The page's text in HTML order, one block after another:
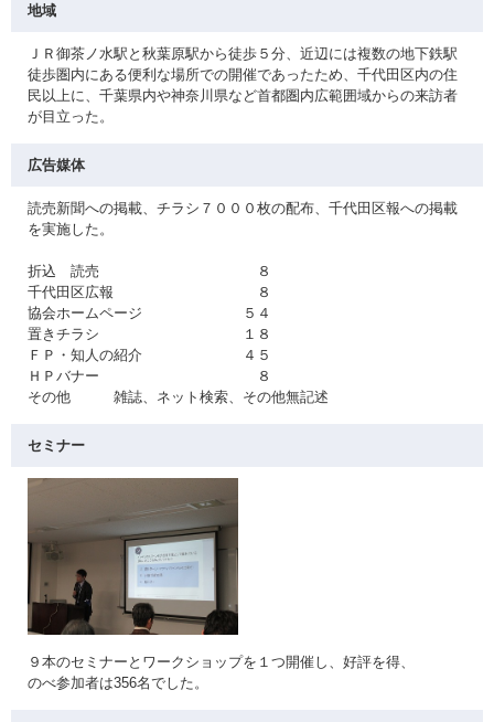
地域
ＪＲ御茶ノ水駅と秋葉原駅から徒歩５分、近辺には複数の地下鉄駅
徒歩圏内にある便利な場所での開催であったため、千代田区内の住
民以上に、千葉県内や神奈川県など首都圏内広範囲域からの来訪者
が目立った。
広告媒体
読売新聞への掲載、チラシ７０００枚の配布、千代田区報への掲載
を実施した。
折込 読売 ８
千代田区広報 ８
協会ホームページ ５４
置きチラシ １８
ＦＰ・知人の紹介 ４５
ＨＰバナー ８
その他 雑誌、ネット検索、その他無記述
セミナー
９本のセミナーとワークショップを１つ開催し、好評を得、
のべ参加者は356名でした。